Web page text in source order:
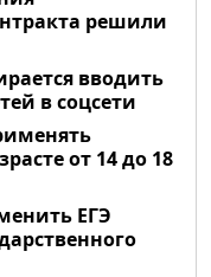
решили
вводить
в соцсети
от 14 до 18
ЕГЭ